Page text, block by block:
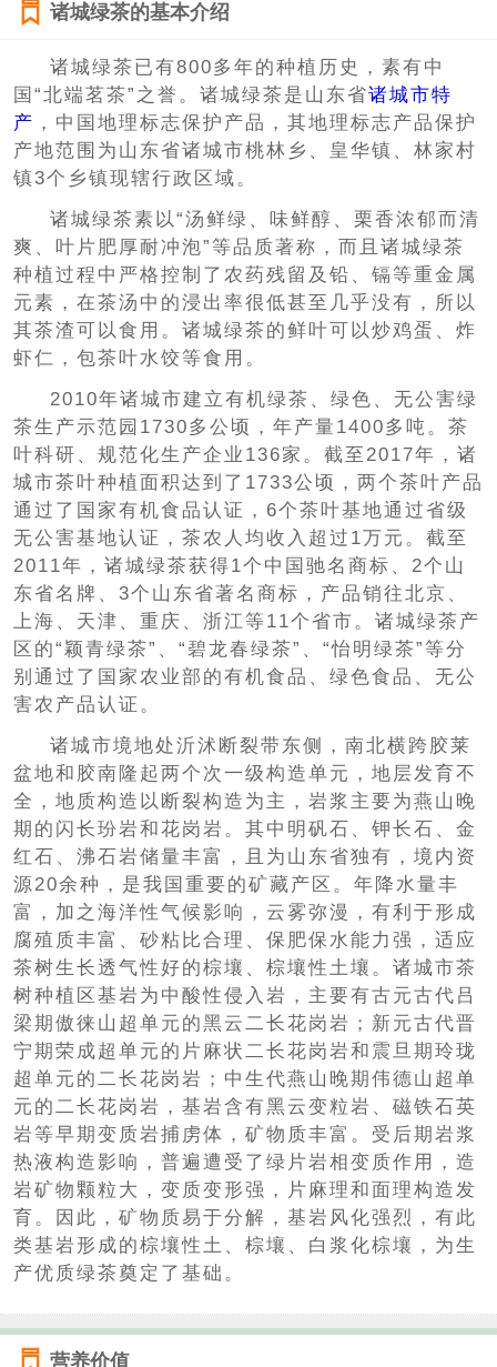
诸城绿茶的基本介绍
诸城绿茶已有800多年的种植历史，素有中
国“北端茗茶”之誉。诸城绿茶是山东省诸城市特
产 ，中国地理标志保护产品，其地理标志产品保护
产地范围为山东省诸城市桃林乡、皇华镇、林家村
镇3个乡镇现辖行政区域。
诸城绿茶素以“汤鲜绿、味鲜醇、栗香浓郁而清
爽、叶片肥厚耐冲泡”等品质著称，而且诸城绿茶
种植过程中严格控制了农药残留及铅、镉等重金属
元素，在茶汤中的浸出率很低甚至几乎没有，所以
其茶渣可以食用。诸城绿茶的鲜叶可以炒鸡蛋、炸
虾仁，包茶叶水饺等食用。
2010年诸城市建立有机绿茶、绿色、无公害绿
茶生产示范园1730多公顷，年产量1400多吨。茶
叶科研、规范化生产企业136家。截至2017年，诸
城市茶叶种植面积达到了1733公顷，两个茶叶产品
通过了国家有机食品认证，6个茶叶基地通过省级
无公害基地认证，茶农人均收入超过1万元。截至
2011年，诸城绿茶获得1个中国驰名商标、2个山
东省名牌、3个山东省著名商标，产品销往北京、
上海、天津、重庆、浙江等11个省市。诸城绿茶产
区的“颖青绿茶”、“碧龙春绿茶”、“怡明绿茶”等分
别通过了国家农业部的有机食品、绿色食品、无公
害农产品认证。
诸城市境地处沂沭断裂带东侧，南北横跨胶莱
盆地和胶南隆起两个次一级构造单元，地层发育不
全，地质构造以断裂构造为主，岩浆主要为燕山晚
期的闪长玢岩和花岗岩。其中明矾石、钾长石、金
红石、沸石岩储量丰富，且为山东省独有，境内资
源20余种，是我国重要的矿藏产区。年降水量丰
富，加之海洋性气候影响，云雾弥漫，有利于形成
腐殖质丰富、砂粘比合理、保肥保水能力强，适应
茶树生长透气性好的棕壤、棕壤性土壤。诸城市茶
树种植区基岩为中酸性侵入岩，主要有古元古代吕
梁期傲徕山超单元的黑云二长花岗岩；新元古代晋
宁期荣成超单元的片麻状二长花岗岩和震旦期玲珑
超单元的二长花岗岩；中生代燕山晚期伟德山超单
元的二长花岗岩，基岩含有黑云变粒岩、磁铁石英
岩等早期变质岩捕虏体，矿物质丰富。受后期岩浆
热液构造影响，普遍遭受了绿片岩相变质作用，造
岩矿物颗粒大，变质变形强，片麻理和面理构造发
育。因此，矿物质易于分解，基岩风化强烈，有此
类基岩形成的棕壤性土、棕壤、白浆化棕壤，为生
产优质绿茶奠定了基础。
营养价值